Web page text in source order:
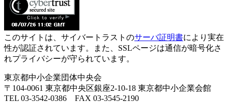
このサイトは、サイバートラストのサーバ証明書により実在
性が認証されています。また、SSLページは通信が暗号化さ
れプライバシーが守られています。
東京都中小企業団体中央会
〒104-0061 東京都中央区銀座2-10-18 東京都中小企業会館
TEL 03-3542-0386 FAX 03-3545-2190